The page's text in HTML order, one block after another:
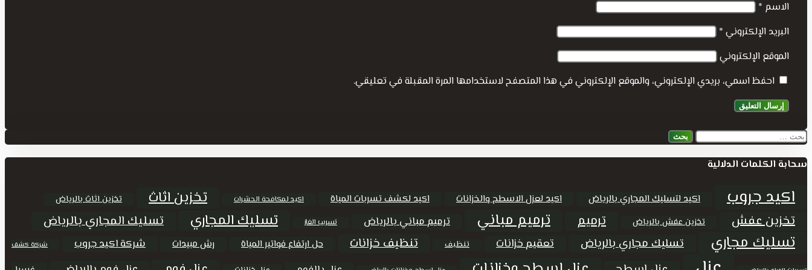
الاسم *
البريد الإلكتروني *
الموقع الإلكتروني
احفظ اسمي، بريدي الإلكتروني، والموقع الإلكتروني في هذا المتصفح لاستخدامها المرة المقبلة في تعليقي.
البحث
سحابة الكلمات الدلالية
اكيد جروب اكيد لتسليك المجاري بالرياض اكيد لعزل الاسطح والخزانات اكيد لكشف تسربات المياة اكيد لمكافحة الحشرات تخزين اثاث تخزين اثاث بالرياض
تخزين عفش تخزين عفش بالرياض ترميم ترميم مباني ترميم مباني بالرياض تسريب الغاز تسليك المجاري تسليك المجاري بالرياض
تسليك مجاري تسليك مجاري بالرياض تعقيم خزانات تنظيف تنظيف خزانات حل ارتفاع فواتير المياة رش مبيدات شركة اكيد جروب شركة كشف